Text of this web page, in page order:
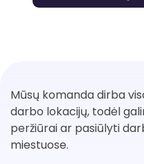
Mūsų komanda dirba
darbo lokacijų, todėl
peržiūrai ar pasiūlyti
miestuose.